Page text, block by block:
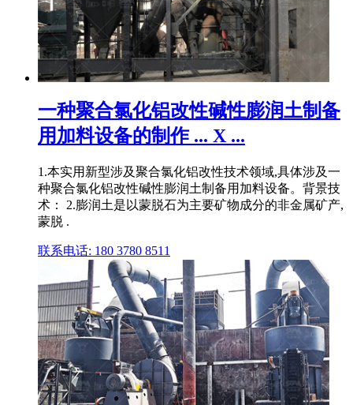
一种聚合氯化铝改性碱性膨润土制备
用加料设备的制作 ... X ...
1.本实用新型涉及聚合氯化铝改性技术领域,具体涉及一
种聚合氯化铝改性碱性膨润土制备用加料设备。背景技
术： 2.膨润土是以蒙脱石为主要矿物成分的非金属矿产,
蒙脱 .
联系电话: 180 3780 8511